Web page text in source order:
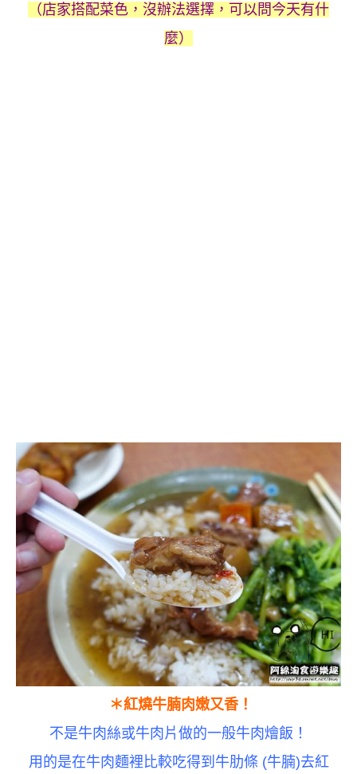
（店家搭配菜色，沒辦法選擇，可以問今天有什
麼）
＊紅燒牛腩肉嫩又香！
不是牛肉絲或牛肉片做的一般牛肉燴飯！
用的是在牛肉麵裡比較吃得到 牛肋條 (牛腩)去紅